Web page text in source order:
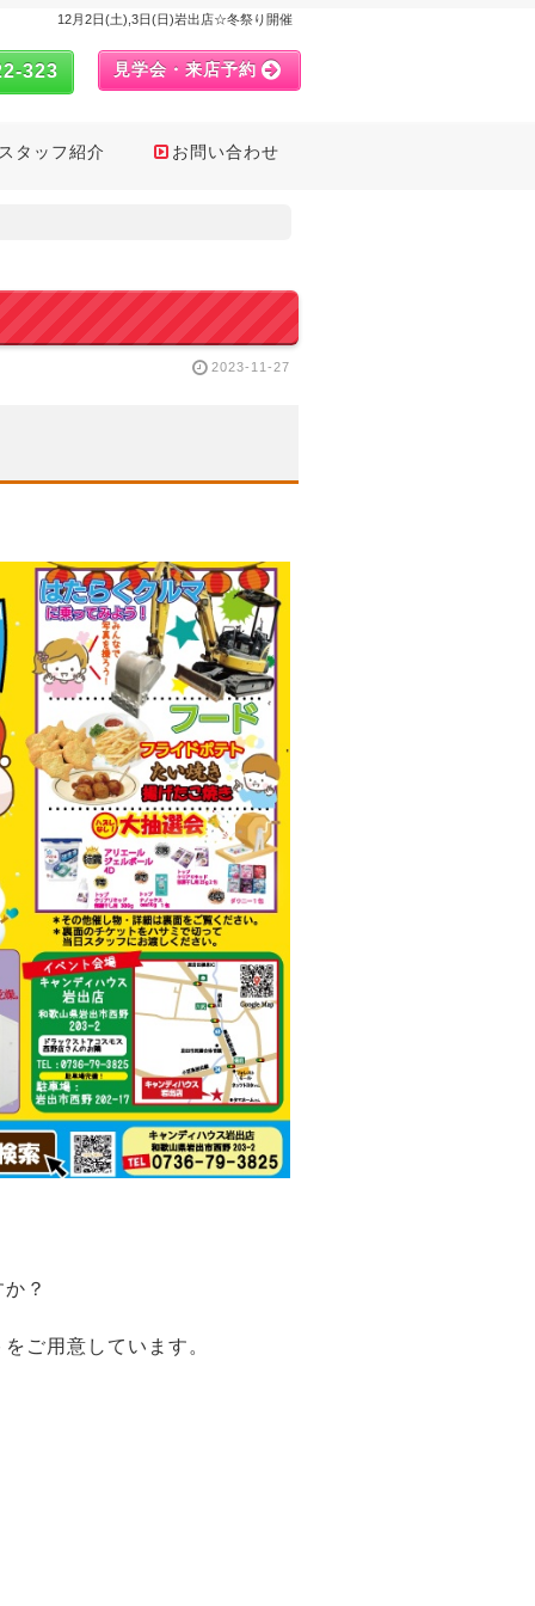
12月2日(土),3日(日)岩出店☆冬祭り開催
見学会・来店予約
323
スタッフ紹介 お問い合わせ
2023-11-27
？
ご用意しています。